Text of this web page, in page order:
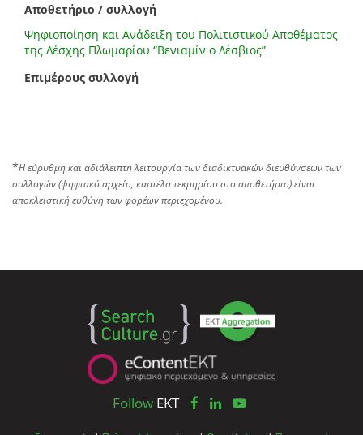
Αποθετήριο / συλλογή
Ψηφιοποίηση και Ανάδειξη του Πολιτιστικού Αποθέματος
της Λέσχης Πλωμαρίου “Βενιαμίν ο Λέσβιος”
Επιμέρους συλλογή
*Η εύρυθμη και αδιάλειπτη λειτουργία των διαδικτυακών διευθύνσεων των
συλλογών (ψηφιακό αρχείο, καρτέλα τεκμηρίου στο αποθετήριο) είναι
αποκλειστική ευθύνη των φορέων περιεχομένου.
Follow EKT